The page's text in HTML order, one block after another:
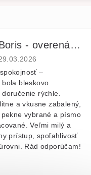
Boris - overená recenzia
obchodu je 5 z
–
bleskovo
doručenie rýchle.
a vkusne zabalený,
vybrané a písmo
Veľmi milý a
prístup, spoľahlivosť
Rád odporúčam!